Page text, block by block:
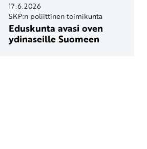
17.6.2026
SKP:n poliittinen toimikunta
Eduskunta avasi oven
ydinaseille Suomeen